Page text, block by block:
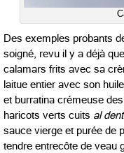
Des exemples probants
soigné, revu il y a déjà
calamars frits avec sa
laitue entier avec son
et burratina crémeuse
haricots verts cuits al
sauce vierge et purée de
tendre entrecôte de veau